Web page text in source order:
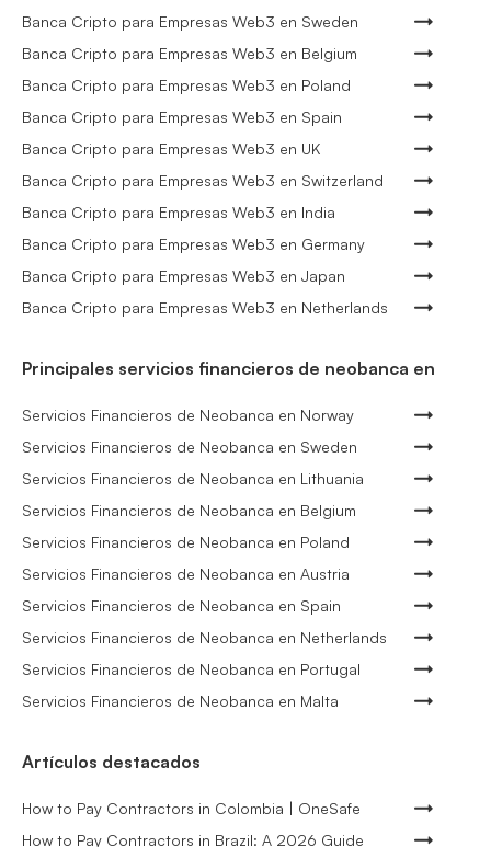
Banca Cripto para Empresas Web3 en Sweden
Banca Cripto para Empresas Web3 en Belgium
Banca Cripto para Empresas Web3 en Poland
Banca Cripto para Empresas Web3 en Spain
Banca Cripto para Empresas Web3 en UK
Banca Cripto para Empresas Web3 en Switzerland
Banca Cripto para Empresas Web3 en India
Banca Cripto para Empresas Web3 en Germany
Banca Cripto para Empresas Web3 en Japan
Banca Cripto para Empresas Web3 en Netherlands
Principales servicios financieros de neobanca en
Servicios Financieros de Neobanca en Norway
Servicios Financieros de Neobanca en Sweden
Servicios Financieros de Neobanca en Lithuania
Servicios Financieros de Neobanca en Belgium
Servicios Financieros de Neobanca en Poland
Servicios Financieros de Neobanca en Austria
Servicios Financieros de Neobanca en Spain
Servicios Financieros de Neobanca en Netherlands
Servicios Financieros de Neobanca en Portugal
Servicios Financieros de Neobanca en Malta
Artículos destacados
How to Pay Contractors in Colombia | OneSafe
How to Pay Contractors in Brazil: A 2026 Guide